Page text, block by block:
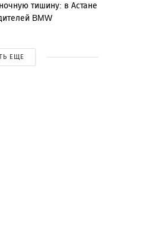
тишину: в Астане
BMW
ЕЩЕ